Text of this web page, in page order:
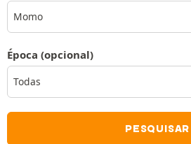
Momo
Época (opcional)
PESQUISAR